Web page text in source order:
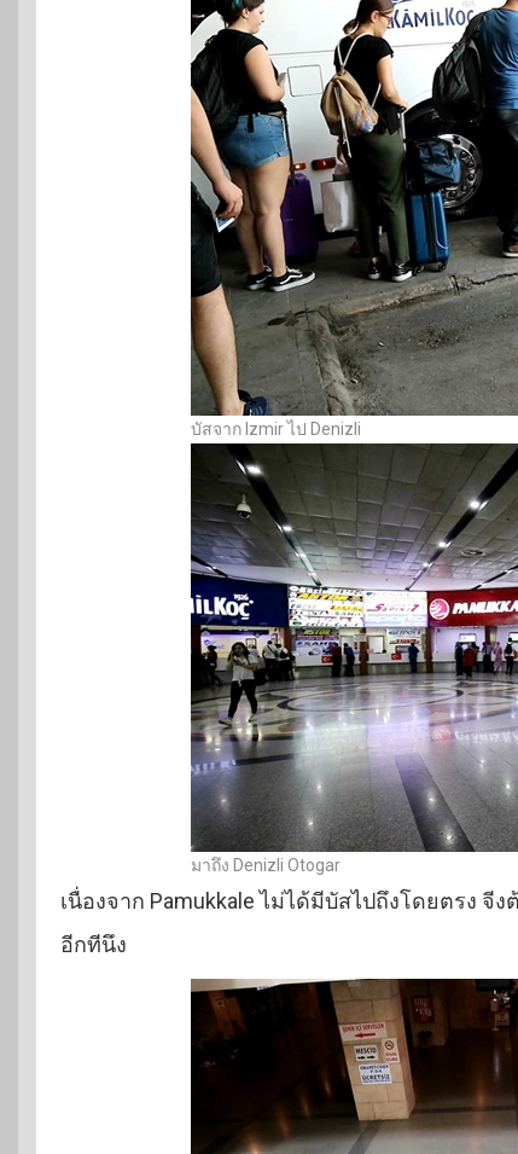
บัสจาก Izmir ไป Denizli
มาถึง Denizli Otogar
เนื่องจาก Pamukkale ไม่ได้มีบัสไปถึงโดยตรง จี
อีกทีนึง